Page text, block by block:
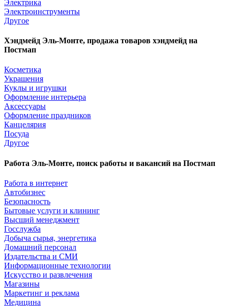
Электрика
Электроинструменты
Другое
Хэндмейд Эль-Монте, продажа товаров хэндмейд на
Постмап
Косметика
Украшения
Куклы и игрушки
Оформление интерьера
Аксессуары
Оформление праздников
Канцелярия
Посуда
Другое
Работа Эль-Монте, поиск работы и вакансий на Постмап
Работа в интернет
Автобизнес
Безопасность
Бытовые услуги и клининг
Высший менеджмент
Госслужба
Добыча сырья, энергетика
Домашний персонал
Издательства и СМИ
Информационные технологии
Искусство и развлечения
Магазины
Маркетинг и реклама
Медицина